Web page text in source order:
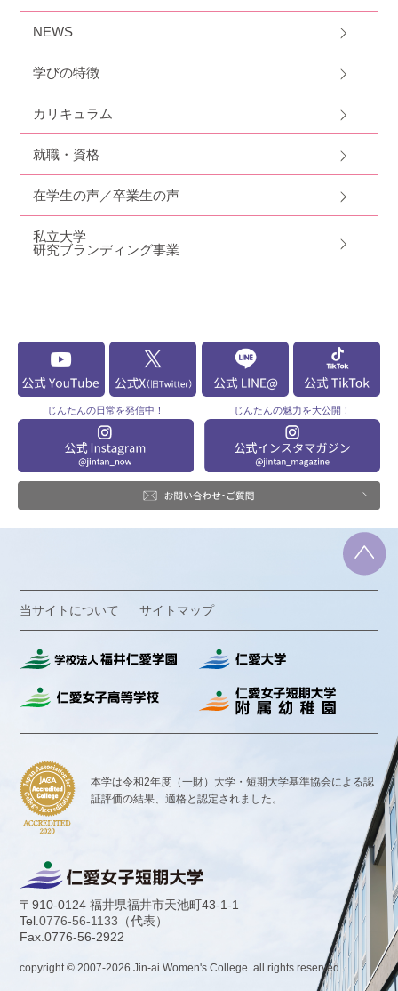
NEWS
学びの特徴
カリキュラム
就職・資格
在学生の声／卒業生の声
私立大学
研究ブランディング事業
じんたんの日常を発信中！ じんたんの魅力を大公開！
当サイトについて サイトマップ
本学は令和2年度（一財）大学・短期大学基準協会による認
証評価の結果、適格と認定されました。
〒910-0124 福井県福井市天池町43-1-1
Tel.0776-56-1133 （代表）
Fax.0776-56-2922
copyright © 2007-2026 Jin-ai Women's College. all rights reserved.